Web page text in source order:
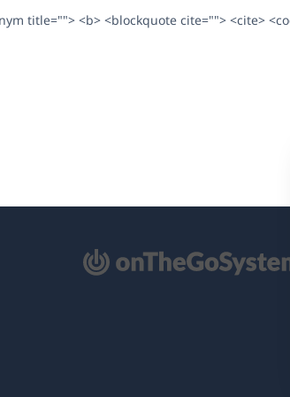
title=""> <b> <blockquote cite=""> <cite>